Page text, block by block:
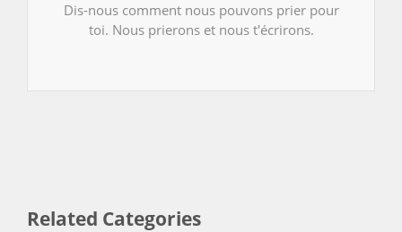
Dis-nous comment nous pouvons prier pour
toi. Nous prierons et nous t'écrirons.
Related Categories